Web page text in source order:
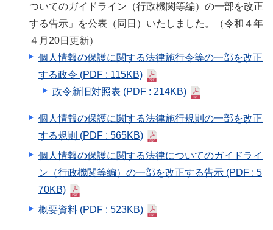
ついてのガイドライン（行政機関等編）の一部を改正
する告示」を公表（同日）いたしました。（令和４年
４月20日更新）
個人情報の保護に関する法律施行令等の一部を改正
する政令 (PDF : 115KB)
政令新旧対照表 (PDF : 214KB)
個人情報の保護に関する法律施行規則の一部を改正
する規則 (PDF : 565KB)
個人情報の保護に関する法律についてのガイドライ
ン（行政機関等編）の一部を改正する告示 (PDF : 5
70KB)
概要資料 (PDF : 523KB)